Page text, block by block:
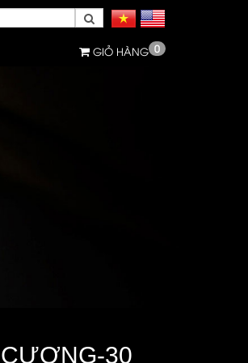
GIỎ HÀNG 0
30